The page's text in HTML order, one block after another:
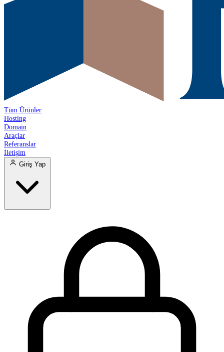
Tüm Ürünler
Hosting
Domain
Araçlar
Referanslar
İletişim
Giriş Yap